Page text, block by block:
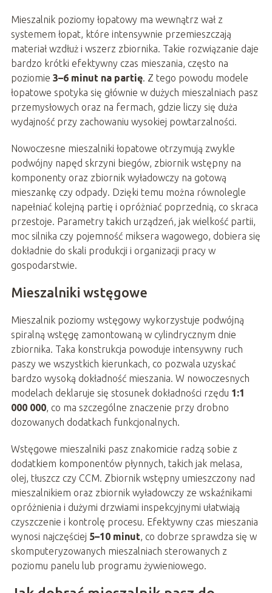
Mieszalnik poziomy łopatowy ma wewnątrz wał z
systemem łopat, które intensywnie przemieszczają
materiał wzdłuż i wszerz zbiornika. Takie rozwiązanie daje
bardzo krótki efektywny czas mieszania, często na
poziomie 3–6 minut na partię. Z tego powodu modele
łopatowe spotyka się głównie w dużych mieszalniach pasz
przemysłowych oraz na fermach, gdzie liczy się duża
wydajność przy zachowaniu wysokiej powtarzalności.
Nowoczesne mieszalniki łopatowe otrzymują zwykle
podwójny napęd skrzyni biegów, zbiornik wstępny na
komponenty oraz zbiornik wyładowczy na gotową
mieszankę czy odpady. Dzięki temu można równolegle
napełniać kolejną partię i opróżniać poprzednią, co skraca
przestoje. Parametry takich urządzeń, jak wielkość partii,
moc silnika czy pojemność miksera wagowego, dobiera się
dokładnie do skali produkcji i organizacji pracy w
gospodarstwie.
Mieszalniki wstęgowe
Mieszalnik poziomy wstęgowy wykorzystuje podwójną
spiralną wstęgę zamontowaną w cylindrycznym dnie
zbiornika. Taka konstrukcja powoduje intensywny ruch
paszy we wszystkich kierunkach, co pozwala uzyskać
bardzo wysoką dokładność mieszania. W nowoczesnych
modelach deklaruje się stosunek dokładności rzędu 1:1
000 000, co ma szczególne znaczenie przy drobno
dozowanych dodatkach funkcjonalnych.
Wstęgowe mieszalniki pasz znakomicie radzą sobie z
dodatkiem komponentów płynnych, takich jak melasa,
olej, tłuszcz czy CCM. Zbiornik wstępny umieszczony nad
mieszalnikiem oraz zbiornik wyładowczy ze wskaźnikami
opróżnienia i dużymi drzwiami inspekcyjnymi ułatwiają
czyszczenie i kontrolę procesu. Efektywny czas mieszania
wynosi najczęściej 5–10 minut, co dobrze sprawdza się w
skomputeryzowanych mieszalniach sterowanych z
poziomu panelu lub programu żywieniowego.